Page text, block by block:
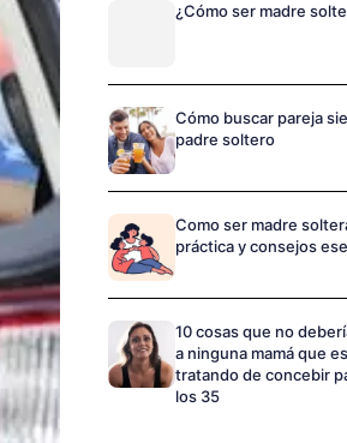
¿Cómo ser madre
Cómo buscar pareja
padre soltero
Como ser madre
práctica y consejos
10 cosas que no
a ninguna mamá que
tratando de concebir
los 35